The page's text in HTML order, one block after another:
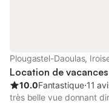
Plougastel-Daoulas,
Location de
10.0Fantastique⋅11
très belle vue donnant